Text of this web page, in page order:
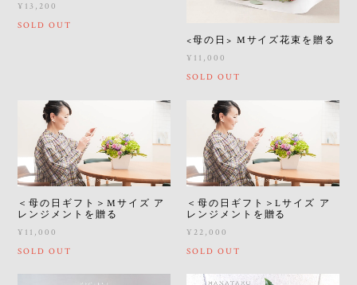
¥13,200
SOLD OUT
<母の日> Mサイズ花束を贈る
¥11,000
SOLD OUT
＜母の日ギフト＞Mサイズ ア
レンジメントを贈る
¥11,000
SOLD OUT
＜母の日ギフト＞Lサイズ ア
レンジメントを贈る
¥22,000
SOLD OUT